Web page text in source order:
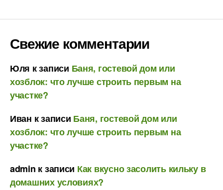
Свежие комментарии
Юля к записи Баня, гостевой дом или
хозблок: что лучше строить первым на
участке?
Иван к записи Баня, гостевой дом или
хозблок: что лучше строить первым на
участке?
admin к записи Как вкусно засолить кильку в
домашних условиях?